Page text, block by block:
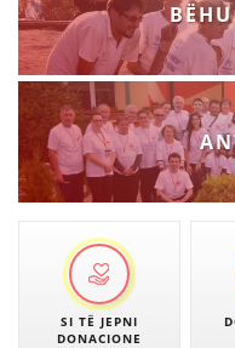
VEPRIMTARI
SI TË JEPNI
DONACIONE